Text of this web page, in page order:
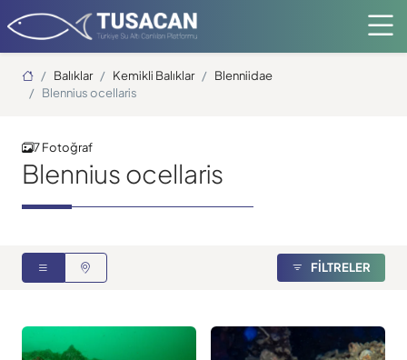
Ana Sayfa
Balıklar Kemikli Balıklar
Blenniidae
Blennius ocellaris
7 Fotoğraf
Blennius ocellaris
FİLTRELER